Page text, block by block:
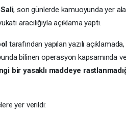
, son günlerde kamuoyunda yer
aracılığıyla açıklama yaptı.
tarafından yapılan yazılı açıklamada,
bilinen operasyon kapsamında
bir yasaklı maddeye
yer verildi: